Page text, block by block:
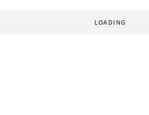
LOADING